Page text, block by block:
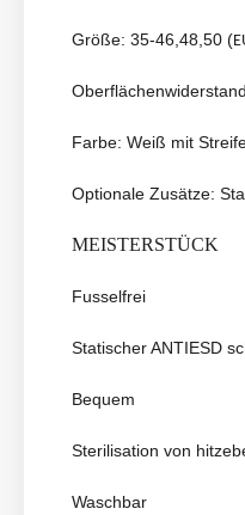
Größe: 35-46,48,50 (
Farbe: Weiß mit
Optionale Zusätze:
MEISTERSTÜCK
Fusselfrei
Statischer ANTIESD
Bequem
Sterilisation von
Waschbar